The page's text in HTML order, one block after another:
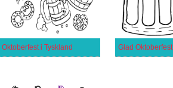
Oktoberfest i Tyskland Glad Oktoberfest